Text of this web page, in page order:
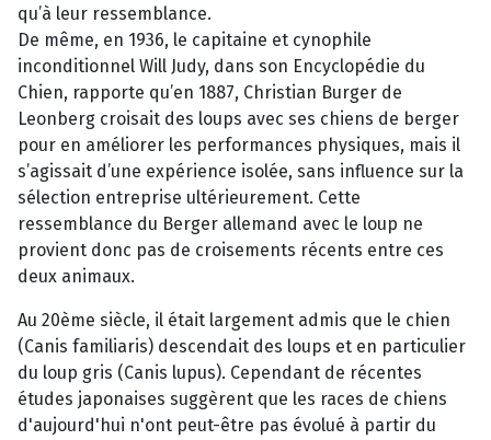
qu’à leur ressemblance.
De même, en 1936, le capitaine et cynophile
inconditionnel Will Judy, dans son Encyclopédie du
Chien, rapporte qu’en 1887, Christian Burger de
Leonberg croisait des loups avec ses chiens de berger
pour en améliorer les performances physiques, mais il
s’agissait d’une expérience isolée, sans influence sur la
sélection entreprise ultérieurement. Cette
ressemblance du Berger allemand avec le loup ne
provient donc pas de croisements récents entre ces
deux animaux.
Au 20ème siècle, il était largement admis que le chien
(Canis familiaris) descendait des loups et en particulier
du loup gris (Canis lupus). Cependant de récentes
études japonaises suggèrent que les races de chiens
d'aujourd'hui n'ont peut-être pas évolué à partir du